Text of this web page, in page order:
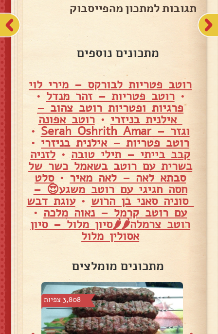
תגובות למתכון מהפייסבוק
מתכונים נוספים
רוטב פטריות לבורקס – מירי לוי
•רוטב פטריות – זהר מנדל •
פרגיות ופטריות רוטב צהוב –
אילנית בניזרי •רוטב אפונה
וגזר – Serah Oshrith Amar •
רוטב פטריות – אילנית בניזרי •
קבב בייתי – תילי טובה• לזניה
בשרית עם רוטב בשאמל כשר של
סבתא לאה – לאה מאיר •סלט
חסה חגיגי עם רוטב משגע😍 –
סוניה סאני בן הרוש •עוגת דבש
עם רוטב קרמל – נאוה מלכה •
רוטב צרמלה🌶🌶סיון מלול – סיון
אסולין מלול
מתכונים מומלצים
3,808 צפיות